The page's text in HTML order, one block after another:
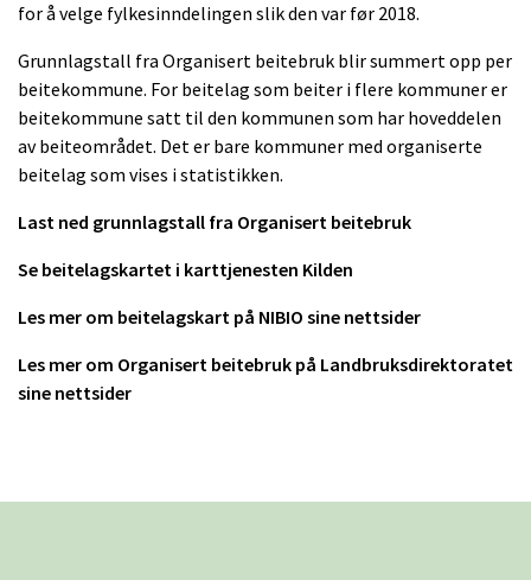
for å velge fylkesinndelingen slik den var før 2018.
Grunnlagstall fra Organisert beitebruk blir summert opp per
beitekommune. For beitelag som beiter i flere kommuner er
beitekommune satt til den kommunen som har hoveddelen
av beiteområdet. Det er bare kommuner med organiserte
beitelag som vises i statistikken.
Last ned grunnlagstall fra Organisert beitebruk
Se beitelagskartet i karttjenesten Kilden
Les mer om beitelagskart på NIBIO sine nettsider
Les mer om Organisert beitebruk på Landbruksdirektoratet
sine nettsider